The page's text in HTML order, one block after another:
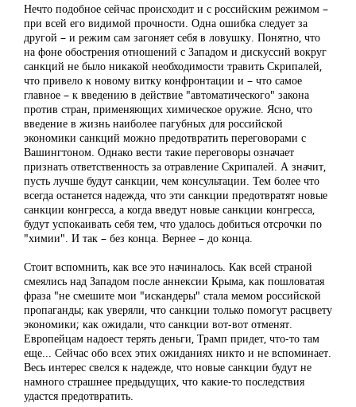
Нечто подобное сейчас происходит и с российским режимом –
при всей его видимой прочности. Одна ошибка следует за
другой – и режим сам загоняет себя в ловушку. Понятно, что
на фоне обострения отношений с Западом и дискуссий вокруг
санкций не было никакой необходимости травить Скрипалей,
что привело к новому витку конфронтации и – что самое
главное – к введению в действие "автоматического" закона
против стран, применяющих химическое оружие. Ясно, что
введение в жизнь наиболее пагубных для российской
экономики санкций можно предотвратить переговорами с
Вашингтоном. Однако вести такие переговоры означает
признать ответственность за отравление Скрипалей. А значит,
пусть лучше будут санкции, чем консультации. Тем более что
всегда останется надежда, что эти санкции предотвратят новые
санкции конгресса, а когда введут новые санкции конгресса,
будут успокаивать себя тем, что удалось добиться отсрочки по
"химии". И так – без конца. Вернее – до конца.
Стоит вспомнить, как все это начиналось. Как всей страной
смеялись над Западом после аннексии Крыма, как пошловатая
фраза "не смешите мои "искандеры" стала мемом российской
пропаганды; как уверяли, что санкции только помогут расцвету
экономики; как ожидали, что санкции вот-вот отменят.
Европейцам надоест терять деньги, Трамп придет, что-то там
еще... Сейчас обо всех этих ожиданиях никто и не вспоминает.
Весь интерес свелся к надежде, что новые санкции будут не
намного страшнее предыдущих, что какие-то последствия
удастся предотвратить.